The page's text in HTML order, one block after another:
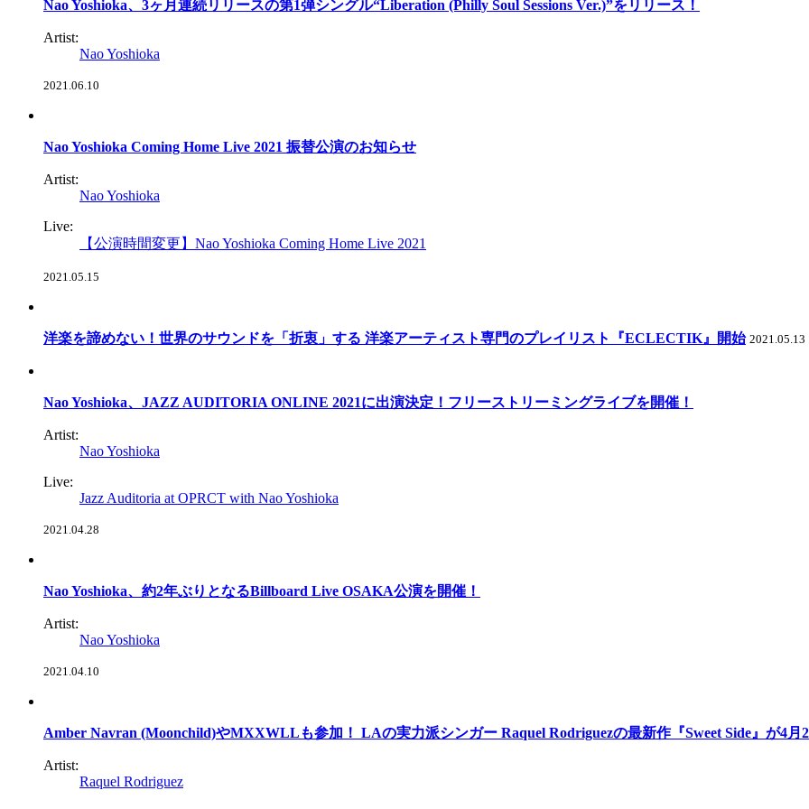
Nao Yoshioka、3ヶ月連続リリースの第1弾シングル“Liberation (Philly Soul Sessions Ver.)”をリリース！
Artist:
Nao Yoshioka
2021.06.10
Nao Yoshioka Coming Home Live 2021 振替公演のお知らせ
Artist:
Nao Yoshioka
Live:
【公演時間変更】Nao Yoshioka Coming Home Live 2021
2021.05.15
洋楽を諦めない！世界のサウンドを「折衷」する 洋楽アーティスト専門のプレイリスト『ECLECTIK』開始 2021.05.13
Nao Yoshioka、JAZZ AUDITORIA ONLINE 2021に出演決定！フリーストリーミングライブを開催！
Artist:
Nao Yoshioka
Live:
Jazz Auditoria at OPRCT with Nao Yoshioka
2021.04.28
Nao Yoshioka、約2年ぶりとなるBillboard Live OSAKA公演を開催！
Artist:
Nao Yoshioka
2021.04.10
Amber Navran (Moonchild)やMXXWLLも参加！ LAの実力派シンガー Raquel Rodriguezの最新作『Sweet Side』が4月
Artist:
Raquel Rodriguez